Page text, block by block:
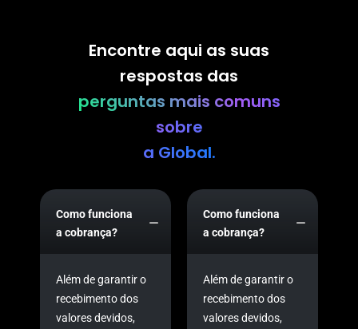
Encontre aqui as suas
respostas das
perguntas mais comuns
sobre
a Global.
Como funciona
a cobrança?
Além de garantir o
recebimento dos
valores devidos,
Como funciona
a cobrança?
Além de garantir o
recebimento dos
valores devidos,